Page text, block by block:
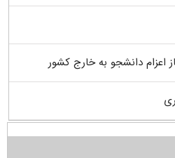
دانشجو به خارج کشور